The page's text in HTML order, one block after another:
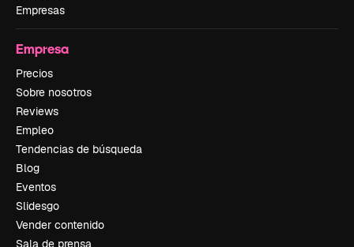
Empresas
Empresa
Precios
Sobre nosotros
Reviews
Empleo
Tendencias de búsqueda
Blog
Eventos
Slidesgo
Vender contenido
Sala de prensa